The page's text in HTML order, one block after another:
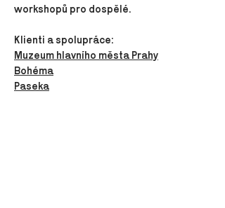
workshopů pro dospělé.
Klienti a spolupráce:
Muzeum hlavního města Prahy
Bohéma
Paseka